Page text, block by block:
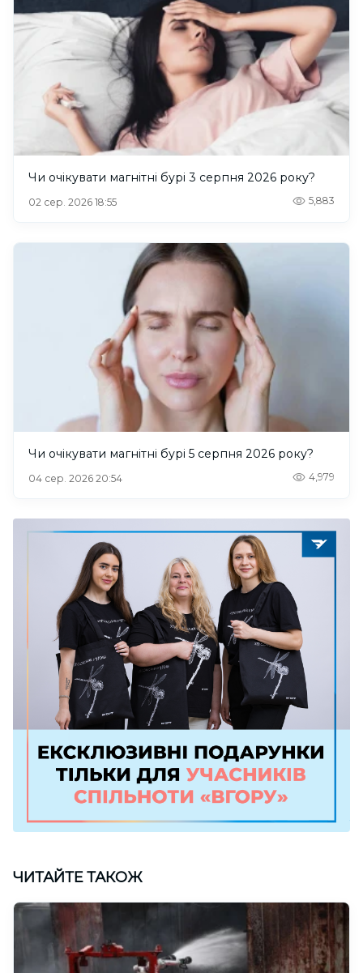
Чи очікувати магнітні бурі 3 серпня 2026 року?
02 сер. 2026 18:55 5,883
Чи очікувати магнітні бурі 5 серпня 2026 року?
04 сер. 2026 20:54 4,979
ЧИТАЙТЕ ТАКОЖ